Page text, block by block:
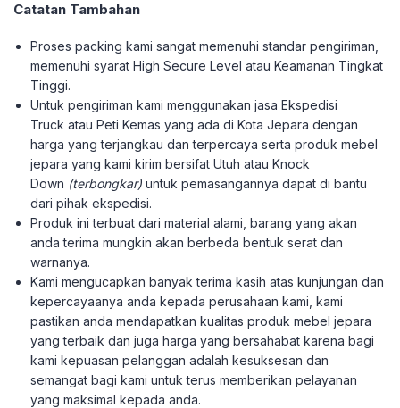
Catatan Tambahan
Proses packing kami sangat memenuhi standar pengiriman,
memenuhi syarat High Secure Level atau Keamanan Tingkat
Tinggi.
Untuk pengiriman kami menggunakan jasa Ekspedisi
Truck atau Peti Kemas yang ada di Kota Jepara dengan
harga yang terjangkau dan terpercaya serta produk mebel
jepara yang kami kirim bersifat Utuh atau Knock
Down (terbongkar) untuk pemasangannya dapat di bantu
dari pihak ekspedisi.
Produk ini terbuat dari material alami, barang yang akan
anda terima mungkin akan berbeda bentuk serat dan
warnanya.
Kami mengucapkan banyak terima kasih atas kunjungan dan
kepercayaanya anda kepada perusahaan kami, kami
pastikan anda mendapatkan kualitas produk mebel jepara
yang terbaik dan juga harga yang bersahabat karena bagi
kami kepuasan pelanggan adalah kesuksesan dan
semangat bagi kami untuk terus memberikan pelayanan
yang maksimal kepada anda.